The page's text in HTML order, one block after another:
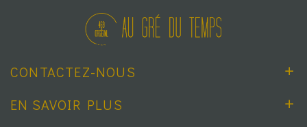
CONTACTEZ-NOUS
EN SAVOIR PLUS